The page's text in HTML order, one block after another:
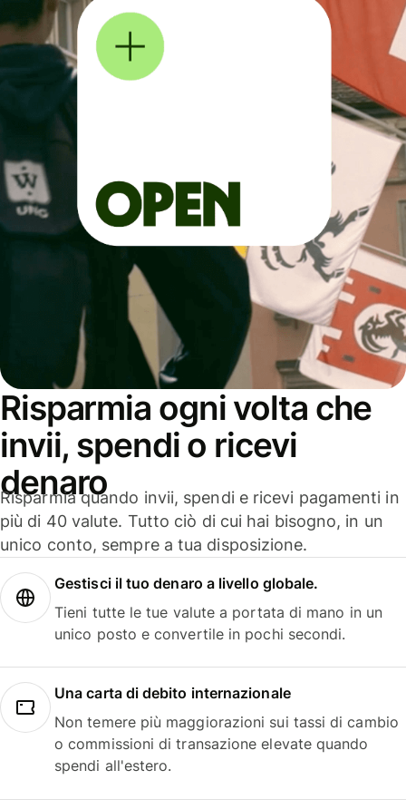
Risparmia ogni volta che
invii, spendi o ricevi
denaro
Risparmia quando invii, spendi e ricevi pagamenti in
più di 40 valute. Tutto ciò di cui hai bisogno, in un
unico conto, sempre a tua disposizione.
Gestisci il tuo denaro a livello globale.
Tieni tutte le tue valute a portata di mano in un
unico posto e convertile in pochi secondi.
Una carta di debito internazionale
Non temere più maggiorazioni sui tassi di cambio
o commissioni di transazione elevate quando
spendi all'estero.